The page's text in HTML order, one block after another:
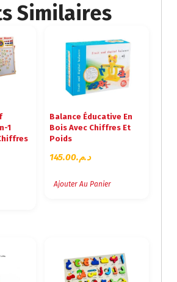
Similaires
1
Balance Éducative En
Bois Avec Chiffres Et
Poids
د.م.145.00
Ajouter Au Panier